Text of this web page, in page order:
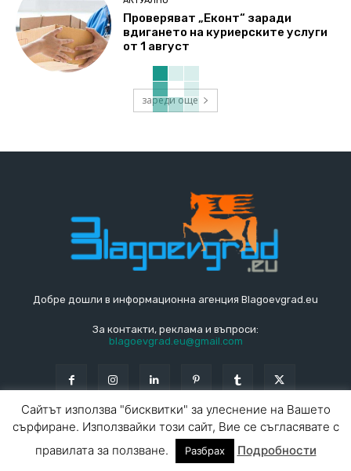
Проверяват „Еконт“ заради
вдигането на куриерските услуги
от 1 август
зареди още
Добре дошли в информационна агенция Blagoevgrad.eu
За контакти, реклама и въпроси:
blagoevgrad.eu@gmail.com
© Blagoevgrad.EU 2010 - 2026 Общи условия |
СПРАВОЧНИК
Сайтът използва "бисквитки" за улеснение на Вашето
сърфиране. Използвайки този сайт, Вие се съгласявате с
правилата за ползване.
Разбрах Подробности